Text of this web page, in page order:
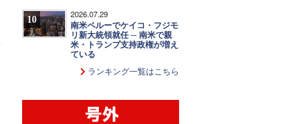
10 2026.07.29
南米ペルーでケイコ・フジモ
リ新大統領就任 ─ 南米で親
米・トランプ支持政権が増え
ている
ランキング一覧はこちら